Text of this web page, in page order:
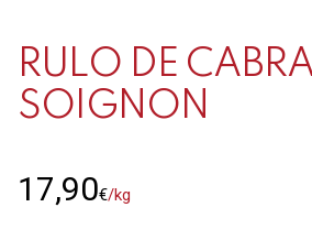
RULO DE
SOIGNON
17,90€/kg